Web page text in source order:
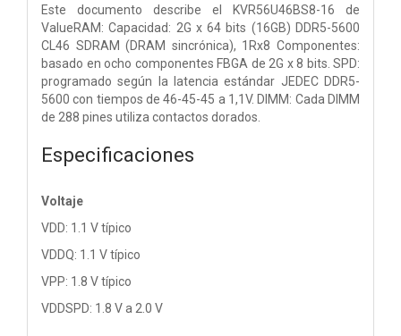
Este documento describe el KVR56U46BS8-16 de
ValueRAM: Capacidad: 2G x 64 bits (16GB) DDR5-5600
CL46 SDRAM (DRAM sincrónica), 1Rx8 Componentes:
basado en ocho componentes FBGA de 2G x 8 bits. SPD:
programado según la latencia estándar JEDEC DDR5-
5600 con tiempos de 46-45-45 a 1,1V. DIMM: Cada DIMM
de 288 pines utiliza contactos dorados.
Especificaciones
Voltaje
VDD: 1.1 V típico
VDDQ: 1.1 V típico
VPP: 1.8 V típico
VDDSPD: 1.8 V a 2.0 V